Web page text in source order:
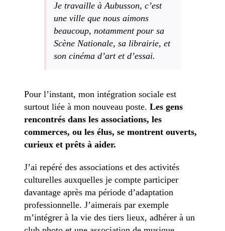
Je travaille à Aubusson, c’est
une ville que nous aimons
beaucoup, notamment pour sa
Scène Nationale, sa librairie, et
son cinéma d’art et d’essai.
Pour l’instant, mon intégration sociale est
surtout liée à mon nouveau poste. Les gens
rencontrés dans les associations, les
commerces, ou les élus, se montrent ouverts,
curieux et prêts à aider.
J’ai repéré des associations et des activités
culturelles auxquelles je compte participer
davantage après ma période d’adaptation
professionnelle. J’aimerais par exemple
m’intégrer à la vie des tiers lieux, adhérer à un